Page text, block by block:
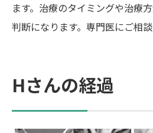
ます。治療のタイミングや治療
判断になります。専門医にご相談
Hさんの経過